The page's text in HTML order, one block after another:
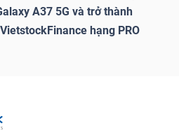
A37 5G và trở thành
hạng PRO